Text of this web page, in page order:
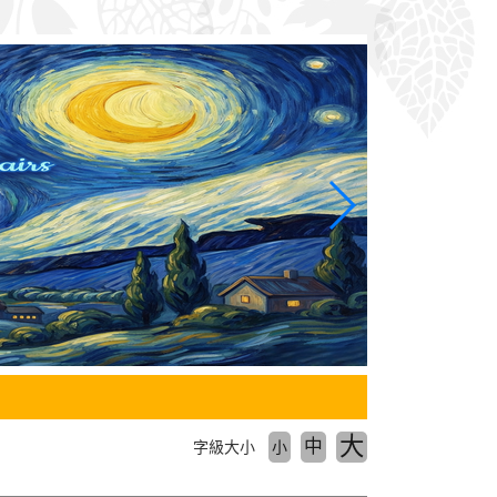
字級大小 小 中 大